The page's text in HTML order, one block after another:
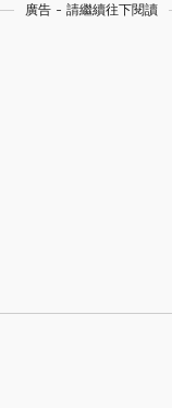
廣告 - 請繼續往下閱讀